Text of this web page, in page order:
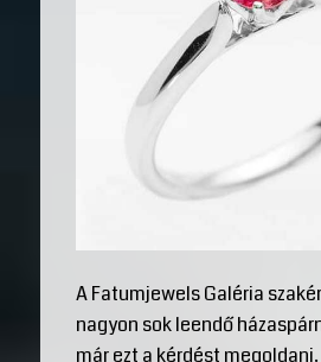
A Fatumjewels Galéria
nagyon sok leendő
már ezt a kérdést megoldani.